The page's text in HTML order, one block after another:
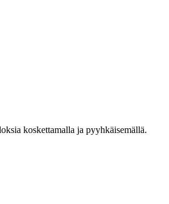
koskettamalla ja pyyhkäisemällä.